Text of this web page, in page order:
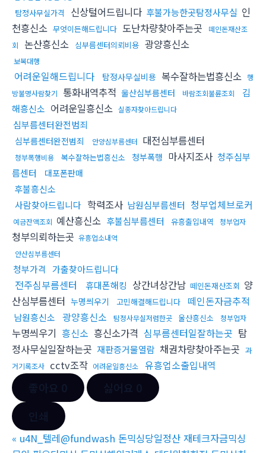
탐정사무실가격 신상털어드립니다 후불가능한곳탐정사무실 인
천흥신소 무엇이든해드립니다 도난차량찾아주는곳
떼인돈재산조
회
논산흥신소 심부름센터의뢰비용 광양흥신소
보복대행
어려운일해드립니다 탐정사무실비용 복수잘하는법흥신소 행
방불명사람찾기
통화내역추적 울산심부름센터 바람조회불륜조회
김
해흥신소 어려운일흥신소 실종자찾아드립니다
심부름센터완전범죄
심부름센터완전범죄 안양심부름센터 대전심부름센터
청부폭행비용 복수잘하는법흥신소 청부폭행 마사지조사 청주심부
름센터
대포폰판매
후불흥신소
사람찾아드립니다 학력조사 남원심부름센터 청부업체브로커
예금잔액조회 예산흥신소 후불심부름센터 유흥출입내역 청부업자
청부의뢰하는곳 유흥업소내역
안산심부름센터
청부가격 가출찾아드립니다
전주심부름센터 휴대폰해킹 상간녀상간남 떼인돈재산조회 양
산심부름센터 누명씌우기 고민해결해드립니다 떼인돈자금추적
남원흥신소 광양흥신소 탐정사무실저렴한곳 울산흥신소 청부업자
누명씌우기 흥신소 흥신소가격 심부름센터일잘하는곳 탐
정사무실일잘하는곳 재판증거물열람 채권차량찾아주는곳 과
거기록조사 cctv조작 어려운일흥신소 유흥업소출입내역
« u4N_텔레@fundwash 돈믹싱당일정산 재테크자금믹싱